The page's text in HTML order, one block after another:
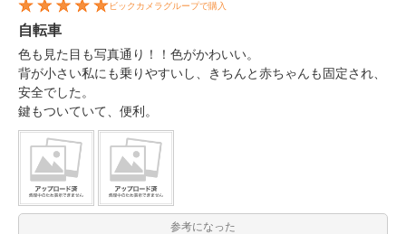
ビックカメラグループで購入
自転車
色も見た目も写真通り！！色がかわいい。
背が小さい私にも乗りやすいし、きちんと赤ちゃんも固定され、
安全でした。
鍵もついていて、便利。
参考になった